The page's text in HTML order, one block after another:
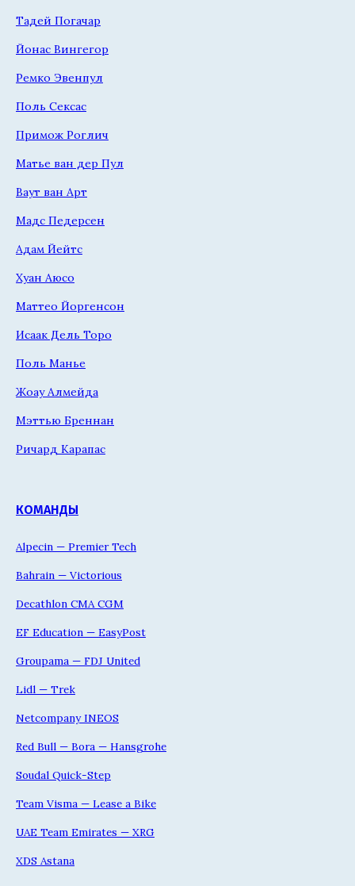
Тадей Погачар
Йонас Вингегор
Ремко Эвенпул
Поль Сексас
Примож Роглич
Матье ван дер Пул
Ваут ван Арт
Мадс Педерсен
Адам Йейтс
Хуан Аюсо
Маттео Йоргенсон
Исаак Дель Торо
Поль Манье
Жоау Алмейда
Мэттью Бреннан
Ричард Карапас
КОМАНДЫ
Alpecin — Premier Tech
Bahrain — Victorious
Decathlon CMA CGM
EF Education — EasyPost
Groupama — FDJ United
Lidl — Trek
Netcompany INEOS
Red Bull — Bora — Hansgrohe
Soudal Quick-Step
Team Visma — Lease a Bike
UAE Team Emirates — XRG
XDS Astana